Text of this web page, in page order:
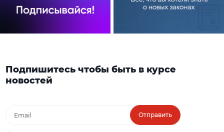
Подпишитесь чтобы быть в курсе
новостей
Отправить